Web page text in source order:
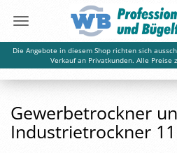
Die Angebote in diesem Shop richten sich
Verkauf an Privatkunden. Alle Preise
Gewerbetrockner
Industrietrockner